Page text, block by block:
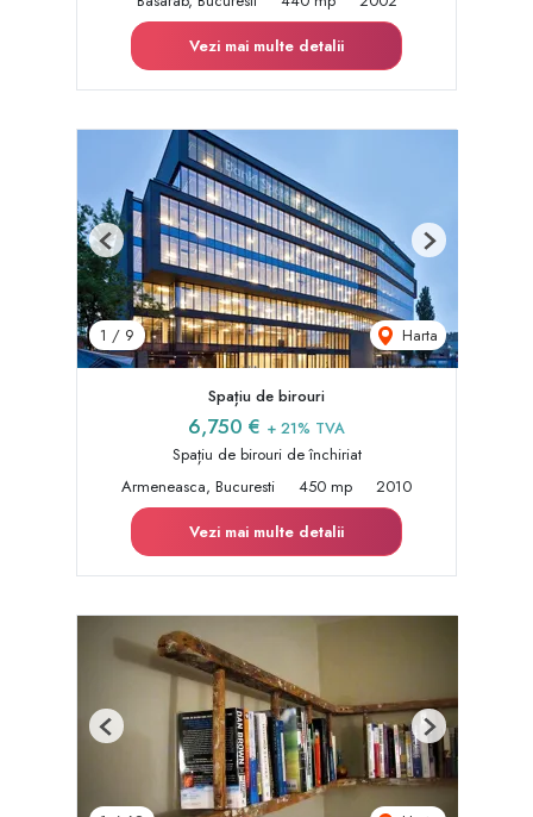
Vezi mai multe detalii
1 / 9 Harta
Previous Next
Spațiu de birouri
6,750 € + 21% TVA
Spațiu de birouri de închiriat
Armeneasca, Bucuresti
450 mp
2010
Vezi mai multe detalii
Previous Next